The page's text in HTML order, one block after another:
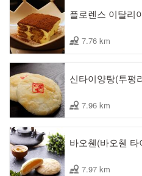
플로렌스 이탈리
7.76 km
신타이양탕(투펑
7.96 km
바오췐(바오췐 타
7.97 km